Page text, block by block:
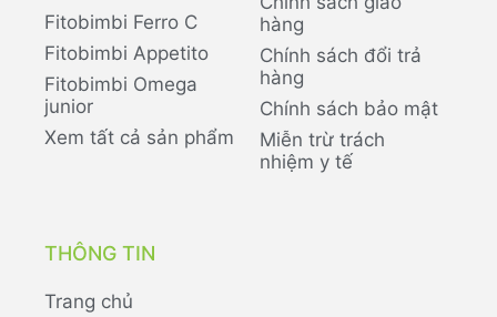
Fitobimbi Ferro C
Fitobimbi Appetito
Fitobimbi Omega
junior
Xem tất cả sản phẩm
hàng
Chính sách đổi trả
hàng
Chính sách bảo mật
Miễn trừ trách
nhiệm y tế
THÔNG TIN
Trang chủ